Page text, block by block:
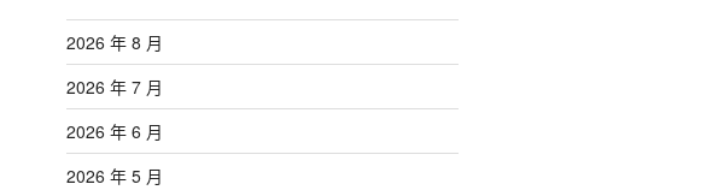
2026 年 8 月
2026 年 7 月
2026 年 6 月
2026 年 5 月